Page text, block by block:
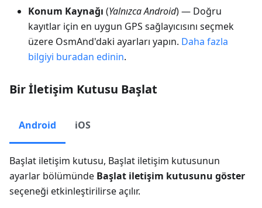
Konum Kaynağı (Yalnızca Android) — Doğru
kayıtlar için en uygun GPS sağlayıcısını seçmek
üzere OsmAnd'daki ayarları yapın. Daha fazla
bilgiyi buradan edinin.
Bir İletişim Kutusu Başlat
Android iOS
Başlat iletişim kutusu, Başlat iletişim kutusunun
ayarlar bölümünde Başlat iletişim kutusunu göster
seçeneği etkinleştirilirse açılır.